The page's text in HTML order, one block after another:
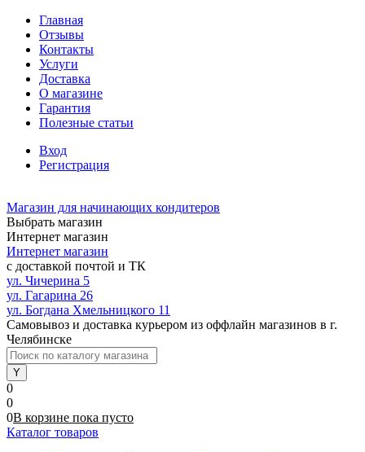
Главная
Отзывы
Контакты
Услуги
Доставка
О магазине
Гарантия
Полезные статьи
Вход
Регистрация
Магазин для начинающих кондитеров
Выбрать магазин
Интернет магазин
Интернет магазин
с доставкой почтой и ТК
ул. Чичерина 5
ул. Гагарина 26
ул. Богдана Хмельницкого 11
Самовывоз и доставка курьером из оффлайн магазинов в г.
Челябинске
0
0
0В корзине пока пусто
Каталог товаров